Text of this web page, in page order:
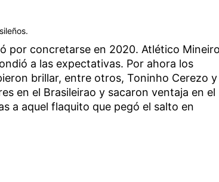
por concretarse en 2020. Atlético
a las expectativas. Por ahora los
brillar, entre otros, Toninho Cerezo y
en el Brasileirao y sacaron ventaja en el
a aquel flaquito que pegó el salto en